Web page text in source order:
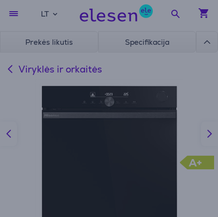
LT
Prekės likutis Specifikacija
Viryklės ir orkaitės
A+